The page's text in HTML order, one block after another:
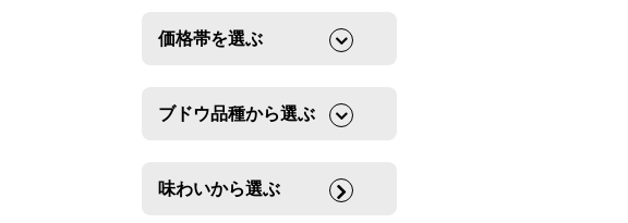
価格帯を選ぶ
ブドウ品種から選ぶ
味わいから選ぶ